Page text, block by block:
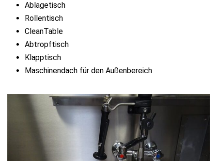
Ablagetisch
Rollentisch
CleanTable
Abtropftisch
Klapptisch
Maschinendach für den Außenbereich